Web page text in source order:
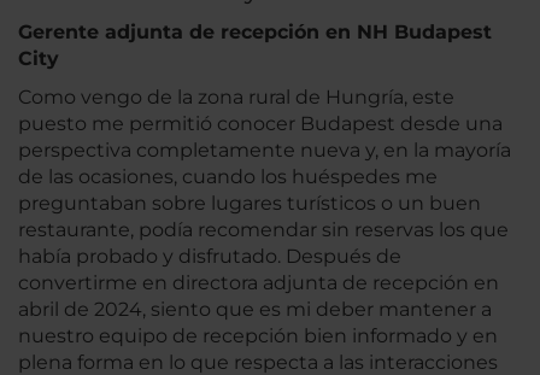
Gerente adjunta de recepción en NH Budapest
City
Como vengo de la zona rural de Hungría, este
puesto me permitió conocer Budapest desde una
perspectiva completamente nueva y, en la mayoría
de las ocasiones, cuando los huéspedes me
preguntaban sobre lugares turísticos o un buen
restaurante, podía recomendar sin reservas los que
había probado y disfrutado. Después de
convertirme en directora adjunta de recepción en
abril de 2024, siento que es mi deber mantener a
nuestro equipo de recepción bien informado y en
plena forma en lo que respecta a las interacciones